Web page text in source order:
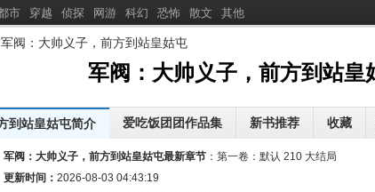
军阀：大帅义子，前方到站皇
军阀：大帅义子，前方到站皇姑屯
享军阀：大帅义子，前方
到站皇姑屯简介 爱吃饭团团作品集 新书推荐 收藏
军阀：大帅义子，前方到站皇姑屯最新章节 ： 第一卷：默认 210 大结局
更新时间： 2026-08-03 04:43:19
三岁半糖包一开口，全军区泪崩了[新]
逆道龙凰，执剑镇万寰[新]
[新] 娇娇废雌超会哭，兽校F5掐腰哄
市 穿越 侦探 网游 科幻 恐怖 散文 其他